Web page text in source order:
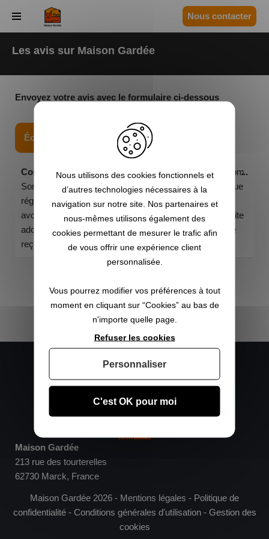
Aller
au
Nous contacter
Les avis sur Maison Gardée
Envoyez votre avis avec le formulaire ci-dessous
Corinne & Marca écrit leseptembre 25, 2025 à 2:06 pm
Sommes actuellement en garde en Bretagne, magnifique
région à visiter et avec du beau temps, et oui
! Nous
avons la garde de Rozana et Neiss, qui nous ont de suite
adoptés. Nous sommes très bien installés et avons été
reçus avec chaleur et gentillesse par Muriel et Marc.
...
Nous contacter :
Mobile :+33 6 25 42 38 08
Fixe :+33 3 61 87 72 85
Maison Gardée
213 rue des tourterelles
62730 Marck, France
Maison Gardée 2026 - Mentions légales - Politique de
confidentialité- Conditions générales d'utilisation- Gestion des
cookies
Panneau de gestion des cookies
Nous utilisons des cookies fonctionnels et
d’autres technologies nécessaires à la
navigation sur notre site. Nos partenaires et
nous-mêmes utilisons également des
cookies permettant de mesurer le trafic afin
de vous offrir une expérience client
personnalisée.
Vous pourrez modifier vos préférences à tout
moment en cliquant sur “Cookies” au bas de
n'importe quelle page.
C'est OK pour moi
Refuser les cookies
Personnaliser